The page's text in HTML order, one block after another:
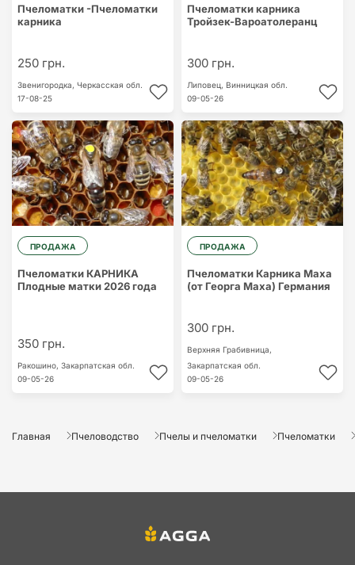
Пчеломатки -Пчеломатки
карника
250 грн.
Звенигородка, Черкасская обл.
17-08-25
Пчеломатки карника
Тройзек-Вароатолеранц
300 грн.
Липовец, Винницкая обл.
09-05-26
ПРОДАЖА
Пчеломатки КАРНИКА
Плодные матки 2026 года
350 грн.
Ракошино, Закарпатская обл.
09-05-26
ПРОДАЖА
Пчеломатки Карника Маха
(от Георга Маха) Германия
300 грн.
Верхняя Грабивница,
Закарпатская обл.
09-05-26
Главная Пчеловодство Пчелы и пчеломатки Пчеломатки